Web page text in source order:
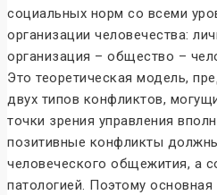
социальных норм со всеми
организации человечества:
организация – общество –
Это теоретическая модель,
двух типов конфликтов,
точки зрения управления
позитивные конфликты
человеческого общежития, а
патологией. Поэтому